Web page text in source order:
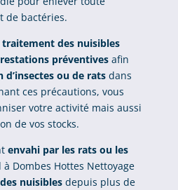
de bactéries.
des nuisibles
préventivesafin
d’insectes ou de ratsdans
ces précautions, vous
votre activité mais aussi
de vos stocks.
envahi par les rats ou les
Dombes Hottes Nettoyage
nuisiblesdepuis plus de